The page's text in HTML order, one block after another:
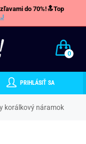
do 70%!🔝Top
0
PRIHLÁSIŤ SA
korálkový náramok